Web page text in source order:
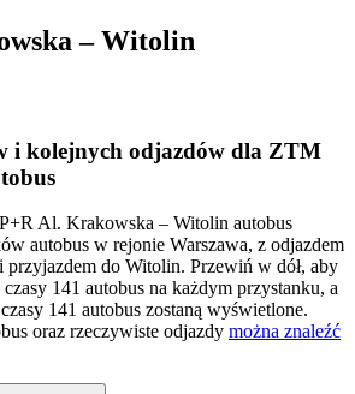
– Witolin
i kolejnych odjazdów dla ZTM
Al. Krakowska – Witolin autobus
autobus w rejonie Warszawa, z odjazdem
do Witolin. Przewiń w dół, aby
141 autobus na każdym przystanku, a
141 autobus zostaną wyświetlone.
oraz rzeczywiste odjazdy można znaleźć